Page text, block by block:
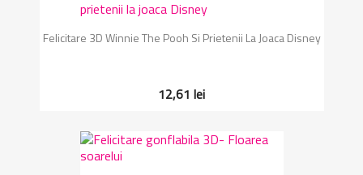
Felicitare 3D Winnie The Pooh Si Prietenii La Joaca Disney
12,61 lei